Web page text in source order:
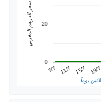
7/7 11/7 15/7 19/7
0
20
يوماً
سعر الدرهم المغربي